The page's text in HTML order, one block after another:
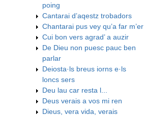
poing
Cantarai d’aqestz trobadors
Chantarai pus vey qu’a far m’er
Cui bon vers agrad’ a auzir
De Dieu non puesc pauc ben
parlar
Deiosta·ls breus iorns e·ls
loncs sers
Deu lau car resta l...
Deus verais a vos mi ren
Dieus, vera vida, verais